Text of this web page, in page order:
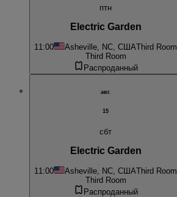
птн
Electric Garden
11:00 Asheville, NC, СШАThird Room
Third Room
Распроданный
авг.
15
сбт
Electric Garden
11:00 Asheville, NC, СШАThird Room
Third Room
Распроданный